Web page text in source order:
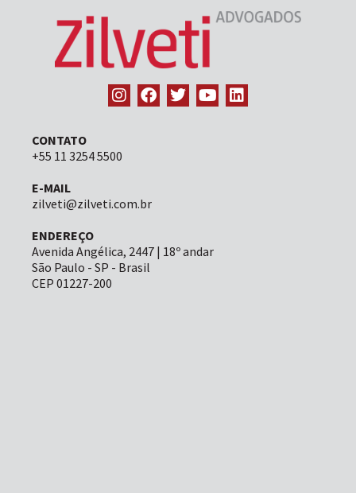
CONTATO
+55 11 3254 5500
E-MAIL
zilveti@zilveti.com.br
ENDEREÇO
Avenida Angélica, 2447 | 18º andar
São Paulo - SP - Brasil
CEP 01227-200